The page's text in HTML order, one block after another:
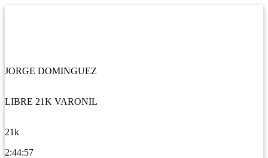
JORGE DOMINGUEZ
LIBRE 21K VARONIL
21k
2:44:57